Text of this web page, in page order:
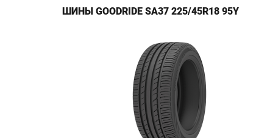
ШИНЫ GOODRIDE SA37 225/45R18 95Y